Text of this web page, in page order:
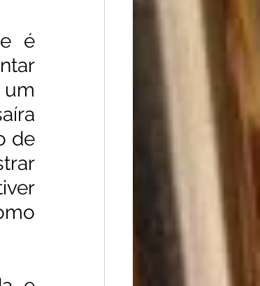
é
de